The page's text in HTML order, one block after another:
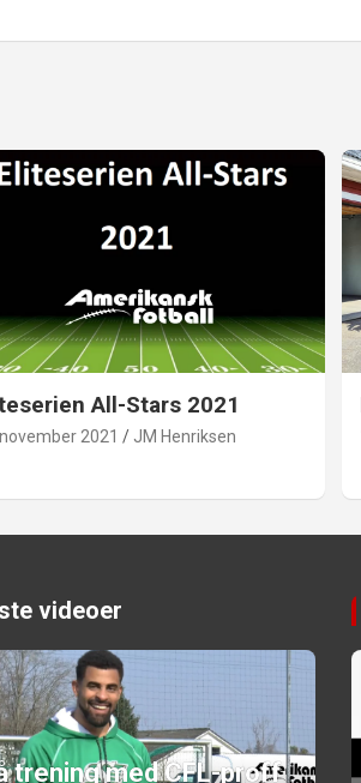
All-Stars 2021
2021 JM Henriksen
videoer
trening med CFL-proff